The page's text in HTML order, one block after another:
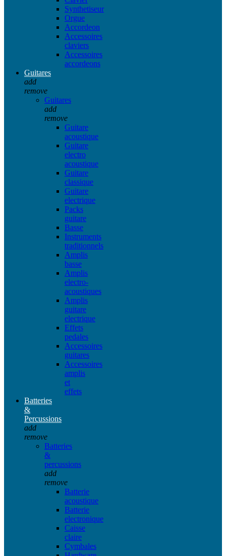
Synthetiseur
Orgue
Accordeon
Accessoires
claviers
Accessoires
accordeons
Guitares
add
remove
Guitares
add
remove
Guitare
acoustique
Guitare
electro
acoustique
Guitare
classique
Guitare
electrique
Packs
guitare
Basse
Instruments
traditionnels
Amplis
basse
Amplis
electro-
acoustiques
Amplis
guitare
electrique
Effets
pedales
Accessoires
guitares
Accessoires
amplis
et
effets
Batteries
&
Percussions
add
remove
Batteries
&
percussions
add
remove
Batterie
acoustique
Batterie
electronique
Caisse
claire
Cymbales